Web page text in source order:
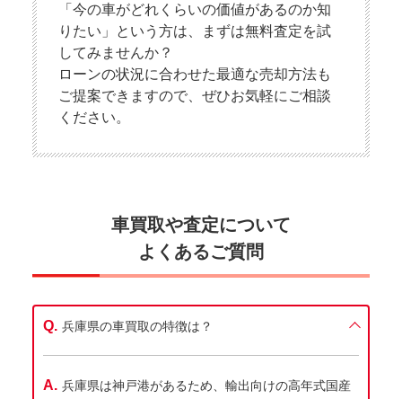
「今の車がどれくらいの価値があるのか知
りたい」という方は、まずは無料査定を試
してみませんか？
ローンの状況に合わせた最適な売却方法も
ご提案できますので、ぜひお気軽にご相談
ください。
車買取や査定について
よくあるご質問
兵庫県の車買取の特徴は？
兵庫県は神戸港があるため、輸出向けの高年式国産